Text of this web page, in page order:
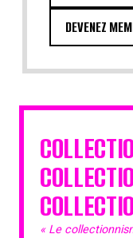
DEVENEZ
« Le